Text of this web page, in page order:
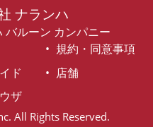
ナランハ
バルーン カンパニー
規約・同意事項
ド
店舗
ザ
All Rights Reserved.